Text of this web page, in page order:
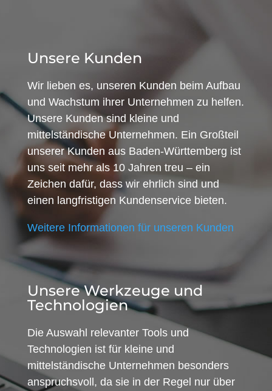
Unsere Kunden
Wir lieben es, unseren Kunden beim Aufbau
und Wachstum ihrer Unternehmen zu helfen.
Unsere Kunden sind kleine und
mittelständische Unternehmen. Ein Großteil
unserer Kunden aus Baden-Württemberg ist
uns seit mehr als 10 Jahren treu – ein
Zeichen dafür, dass wir ehrlich sind und
einen langfristigen Kundenservice bieten.
Weitere Informationen für unseren Kunden
Unsere Werkzeuge und
Technologien
Die Auswahl relevanter Tools und
Technologien ist für kleine und
mittelständische Unternehmen besonders
anspruchsvoll, da sie in der Regel nur über